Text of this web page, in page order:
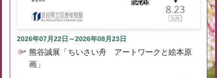
2026年07月22日～2026年08月23日
熊谷誠展「ちいさい舟 アートワークと絵本原
画」